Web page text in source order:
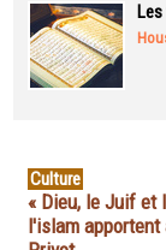
Culture
« Dieu, le Juif et
l'islam apportent